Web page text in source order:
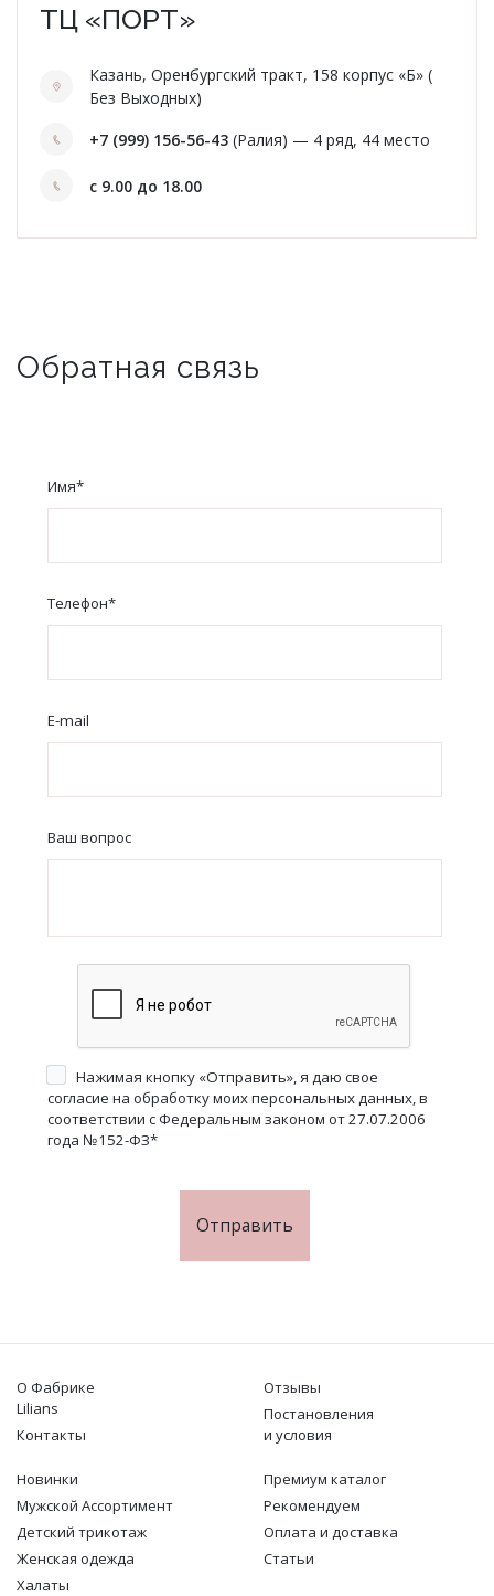
ТЦ «ПОРТ»
Казань, Оренбургский тракт, 158 корпус «Б» (
Без Выходных)
+7 (999) 156-56-43 (Ралия) — 4 ряд, 44 место
с 9.00 до 18.00
Обратная связь
Имя*
Телефон*
E-mail
Ваш вопрос
Нажимая кнопку «Отправить», я даю свое
согласие на обработку моих персональных данных, в
соответствии с Федеральным законом от 27.07.2006
года №152-ФЗ*
Отправить
О Фабрике
Lilians
Контакты
Отзывы
Постановления
и условия
Новинки
Мужской Ассортимент
Детcкий трикотаж
Женская одежда
Халаты
Премиум каталог
Рекомендуем
Оплата и доставка
Статьи